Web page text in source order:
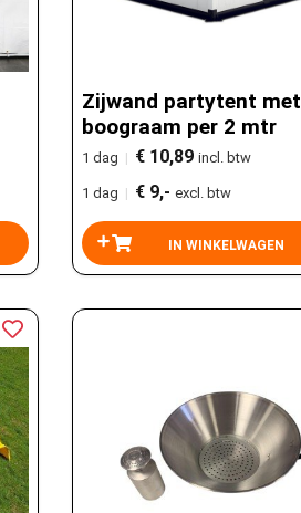
Zijwand partytent met
boograam per 2 mtr
1 dag | € 10,89 incl. btw
1 dag | € 9,- excl. btw